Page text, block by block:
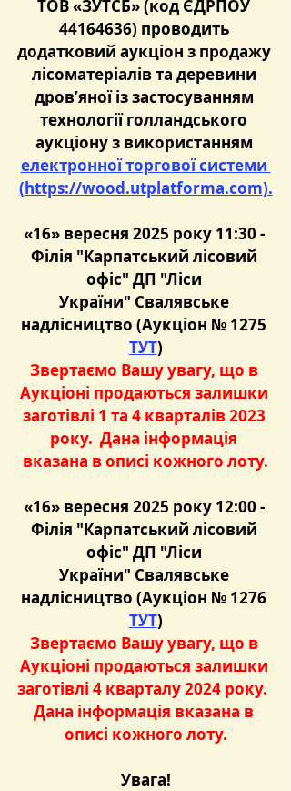
ТОВ «ЗУТСБ» (код ЄДРПОУ
44164636) проводить
додатковий аукціон з продажу
лісоматеріалів та деревини
дров’яної із застосуванням
технології голландського
аукціону з використанням
електронної торгової системи
(https://wood.utplatforma.com).
«16» вересня 2025 року 11:30 -
Філія "Карпатський лісовий
офіс" ДП "Ліси
України" Свалявське
надлісництво (Аукціон № 1275
ТУТ)
Звертаємо Вашу увагу, що в
Аукціоні продаються залишки
заготівлі 1 та 4 кварталів 2023
року.  Дана інформація
вказана в описі кожного лоту.
«16» вересня 2025 року 12:00 -
Філія "Карпатський лісовий
офіс" ДП "Ліси
України" Свалявське
надлісництво (Аукціон № 1276
ТУТ)
Звертаємо Вашу увагу, що в
Аукціоні продаються залишки
заготівлі 4 кварталу 2024 року.
Дана інформація вказана в
описі кожного лоту.
Увага!